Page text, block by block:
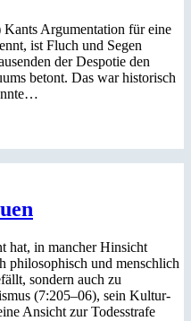
Argumentation für eine
ist Fluch und Segen
der Despotie den
betont. Das war historisch
hat, in mancher Hinsicht
philosophisch und menschlich
sondern auch zu
(7:205–06), sein Kultur-
Ansicht zur Todesstrafe